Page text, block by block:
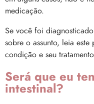
medicação.
Se você foi
sobre o assunto, leia este
condição e seu
Será que eu
intestinal?